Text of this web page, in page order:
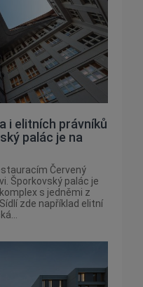
i elitních právníků
palác je na
Červený
Šporkovský palác je
s jedněmi z
zde například elitní